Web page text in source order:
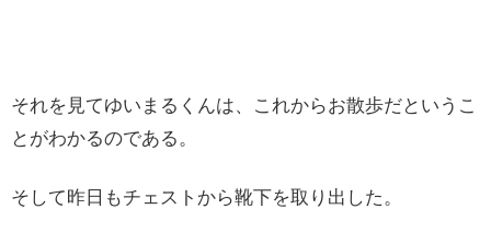
それを見てゆいまるくんは、これからお散歩だというこ
とがわかるのである。
そして昨日もチェストから靴下を取り出した。